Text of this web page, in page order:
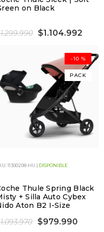
on Black
$1.104.992
11300208-HU | DISPONIBLE
Thule Spring Black
+ Silla Auto Cybex
Aton B2 I-Size
$979.990
-10 %
PACK